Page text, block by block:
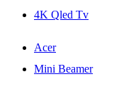
4K Qled Tv
Acer
Mini Beamer